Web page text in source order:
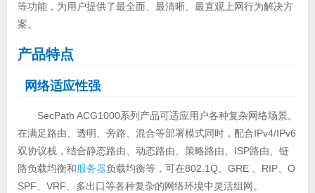
等功能，为用户提供了最全面、最清晰、最直观上网行为解决方
案。
产品特点
网络适应性强
SecPath ACG1000系列产品可适应用户各种复杂网络场景。
在满足路由、透明、旁路、混合等部署模式同时，配合IPv4/IPv6
双协议栈，结合静态路由、动态路由、策略路由、ISP路由、链
路负载均衡和服务器负载均衡等，可在802.1Q、GRE 、RIP、O
SPF、VRF、多出口等各种复杂的网络环境中灵活组网。